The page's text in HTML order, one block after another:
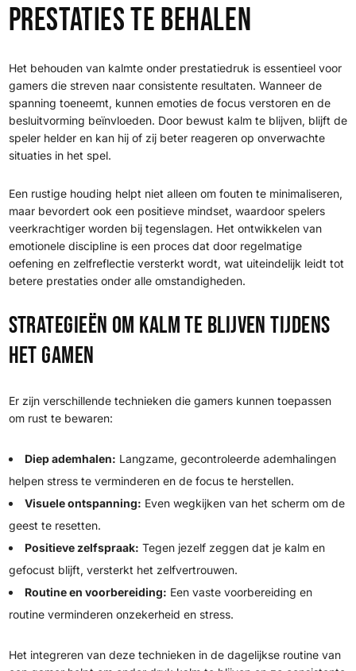
prestaties te behalen
Het behouden van kalmte onder prestatiedruk is essentieel voor
gamers die streven naar consistente resultaten. Wanneer de
spanning toeneemt, kunnen emoties de focus verstoren en de
besluitvorming beïnvloeden. Door bewust kalm te blijven, blijft de
speler helder en kan hij of zij beter reageren op onverwachte
situaties in het spel.
Een rustige houding helpt niet alleen om fouten te minimaliseren,
maar bevordert ook een positieve mindset, waardoor spelers
veerkrachtiger worden bij tegenslagen. Het ontwikkelen van
emotionele discipline is een proces dat door regelmatige
oefening en zelfreflectie versterkt wordt, wat uiteindelijk leidt tot
betere prestaties onder alle omstandigheden.
Strategieën om kalm te blijven tijdens
het gamen
Er zijn verschillende technieken die gamers kunnen toepassen
om rust te bewaren:
Diep ademhalen: Langzame, gecontroleerde ademhalingen
helpen stress te verminderen en de focus te herstellen.
Visuele ontspanning: Even wegkijken van het scherm om de
geest te resetten.
Positieve zelfspraak: Tegen jezelf zeggen dat je kalm en
gefocust blijft, versterkt het zelfvertrouwen.
Routine en voorbereiding: Een vaste voorbereiding en
routine verminderen onzekerheid en stress.
Het integreren van deze technieken in de dagelijkse routine van